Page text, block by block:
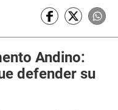
Andino:
defender su